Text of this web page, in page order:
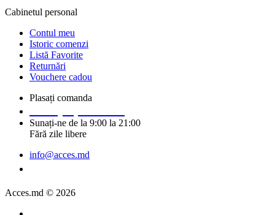
Cabinetul personal
Contul meu
Istoric comenzi
Listă Favorite
Returnări
Vouchere cadou
Plasați comanda
Sunați-ne de la 9:00 la 21:00
Fără zile libere
info@acces.md
Acces.md © 2026